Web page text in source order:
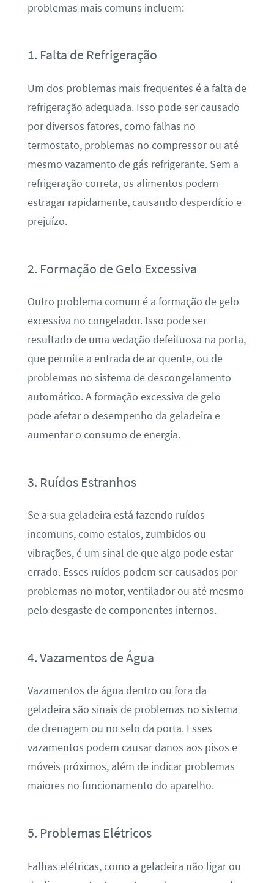
problemas mais comuns incluem:
1. Falta de Refrigeração
Um dos problemas mais frequentes é a falta de
refrigeração adequada. Isso pode ser causado
por diversos fatores, como falhas no
termostato, problemas no compressor ou até
mesmo vazamento de gás refrigerante. Sem a
refrigeração correta, os alimentos podem
estragar rapidamente, causando desperdício e
prejuízo.
2. Formação de Gelo Excessiva
Outro problema comum é a formação de gelo
excessiva no congelador. Isso pode ser
resultado de uma vedação defeituosa na porta,
que permite a entrada de ar quente, ou de
problemas no sistema de descongelamento
automático. A formação excessiva de gelo
pode afetar o desempenho da geladeira e
aumentar o consumo de energia.
3. Ruídos Estranhos
Se a sua geladeira está fazendo ruídos
incomuns, como estalos, zumbidos ou
vibrações, é um sinal de que algo pode estar
errado. Esses ruídos podem ser causados por
problemas no motor, ventilador ou até mesmo
pelo desgaste de componentes internos.
4. Vazamentos de Água
Vazamentos de água dentro ou fora da
geladeira são sinais de problemas no sistema
de drenagem ou no selo da porta. Esses
vazamentos podem causar danos aos pisos e
móveis próximos, além de indicar problemas
maiores no funcionamento do aparelho.
5. Problemas Elétricos
Falhas elétricas, como a geladeira não ligar ou